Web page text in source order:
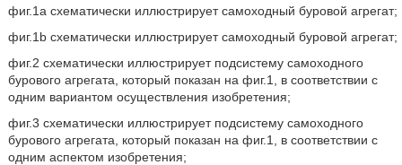
фиг.1а схематически иллюстрирует самоходный буровой агрегат;
фиг.1b схематически иллюстрирует самоходный буровой агрегат;
фиг.2 схематически иллюстрирует подсистему самоходного
бурового агрегата, который показан на фиг.1, в соответствии с
одним вариантом осуществления изобретения;
фиг.3 схематически иллюстрирует подсистему самоходного
бурового агрегата, который показан на фиг.1, в соответствии с
одним аспектом изобретения;